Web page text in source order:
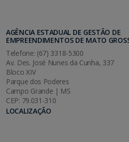
AGÊNCIA ESTADUAL DE GESTÃO DE
EMPREENDIMENTOS DE MATO
Telefone: (67) 3318-5300
Av. Des. José Nunes da Cunha, 337
Bloco XIV
Parque dos Poderes
Campo Grande | MS
CEP: 79.031-310
LOCALIZAÇÃO